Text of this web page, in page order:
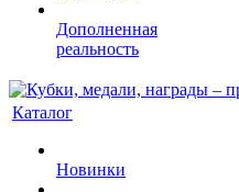
Дополненная
реальность
Каталог
Новинки